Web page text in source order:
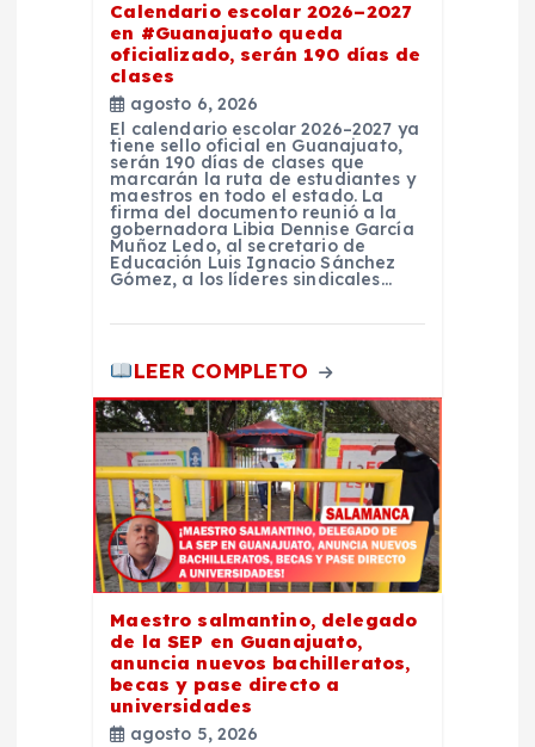
Calendario escolar 2026–2027
en #Guanajuato queda
oficializado, serán 190 días de
clases
agosto 6, 2026
El calendario escolar 2026–2027 ya
tiene sello oficial en Guanajuato,
serán 190 días de clases que
marcarán la ruta de estudiantes y
maestros en todo el estado. La
firma del documento reunió a la
gobernadora Libia Dennise García
Muñoz Ledo, al secretario de
Educación Luis Ignacio Sánchez
Gómez, a los líderes sindicales…
LEER COMPLETO
Maestro salmantino, delegado
de la SEP en Guanajuato,
anuncia nuevos bachilleratos,
becas y pase directo a
universidades
agosto 5, 2026